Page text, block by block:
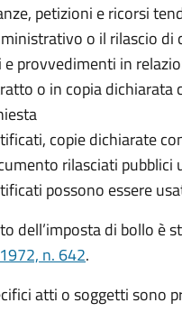
petizioni e ricorsi
o il rilascio di
provvedimenti in
o in copia dichiarata
copie dichiarate
rilasciati pubblici
possono essere
dell’imposta di bollo è
n. 642.
atti o soggetti sono